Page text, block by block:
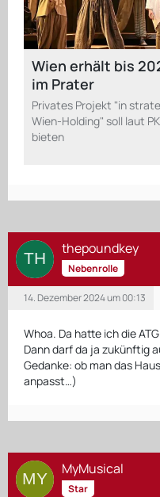
Wien erhält bis
im Prater
Privates Projekt "in
Wien-Holding" soll laut
bieten
thepoundkey
Nebenrolle
14. Dezember 2024 um 00:13
Whoa. Da hatte ich die
Dann darf da ja zukünftig
Gedanke: ob man das
anpasst…)
MyMusical
Star